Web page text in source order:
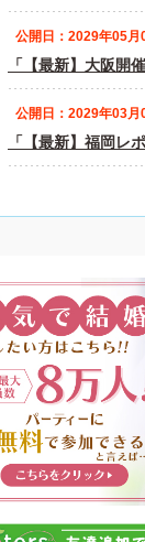
公開日：2029年05月
「【最新】大阪開
公開日：2029年03月
「【最新】福岡レ